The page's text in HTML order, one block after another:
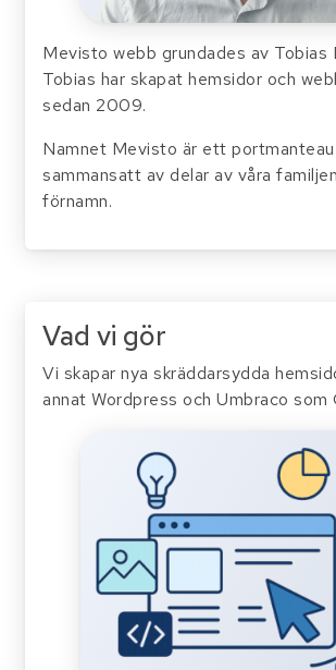
Mevisto webb grundades av Tobias
Tobias har skapat hemsidor och
sedan 2009.
Namnet Mevisto är ett
sammansatt av delar av våra
förnamn.
Vad vi gör
Vi skapar nya skräddarsydda
annat Wordpress och Umbraco som